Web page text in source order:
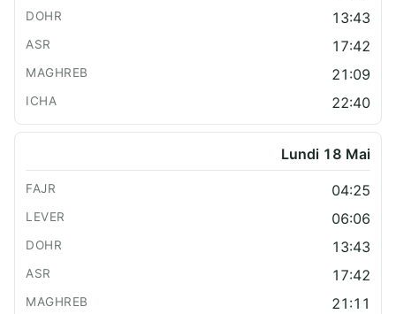
13:43
17:42
21:09
22:40
Lundi 18 Mai
04:25
06:06
13:43
17:42
21:11